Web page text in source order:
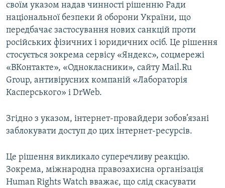
своїм указом надав чинності рішенню Ради
національної безпеки й оборони України, що
передбачає застосування нових санкцій проти
російських фізичних і юридичних осіб. Це рішення
стосується зокрема сервісу «Яндекс», соцмережі
«ВКонтакте», «Однокласники», сайту Mail.Ru
Group, антивірусних компаній «Лабораторія
Касперського» і DrWeb.
Згідно з указом, інтернет-провайдери зобов’язані
заблокувати доступ до цих інтернет-ресурсів.
Це рішення викликало суперечливу реакцію.
Зокрема, міжнародна правозахисна організація
Human Rights Watch вважає, що слід скасувати